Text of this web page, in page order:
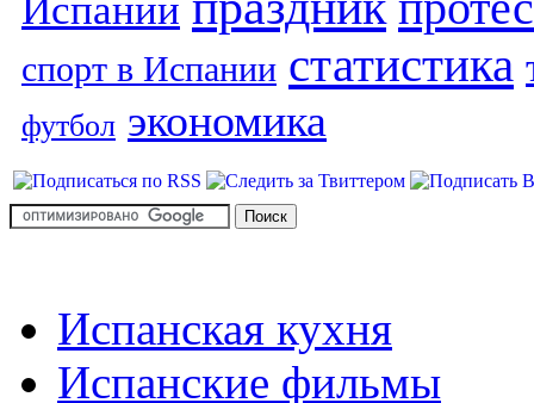
Испании
спорт в Испании статистика
футбол экономика
Испанская кухня
Испанские фильмы